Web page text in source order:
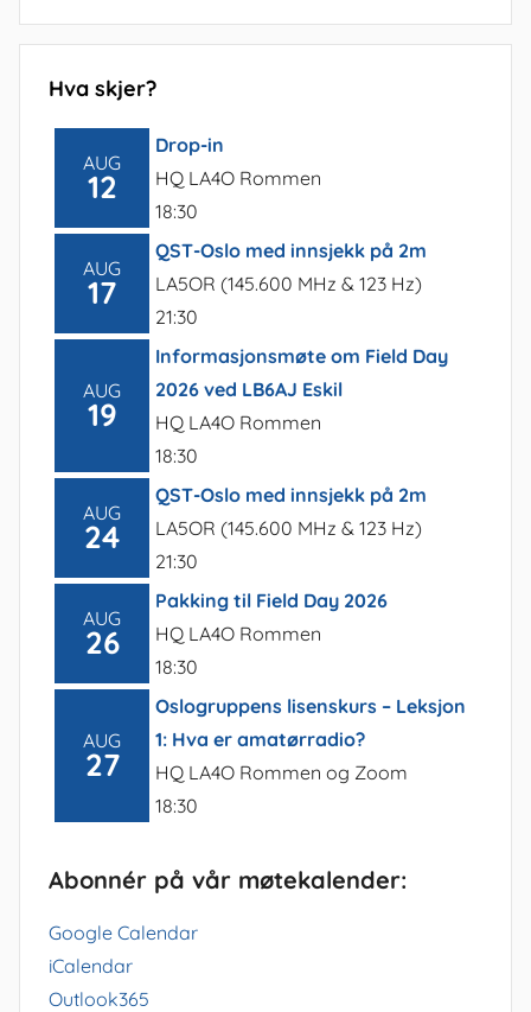
Hva skjer?
AUG
12
Drop-in
HQ LA4O Rommen
18:30
AUG
17
QST-Oslo med innsjekk på 2m
LA5OR (145.600 MHz & 123 Hz)
21:30
AUG
19
Informasjonsmøte om Field Day
2026 ved LB6AJ Eskil
HQ LA4O Rommen
18:30
AUG
24
QST-Oslo med innsjekk på 2m
LA5OR (145.600 MHz & 123 Hz)
21:30
AUG
26
Pakking til Field Day 2026
HQ LA4O Rommen
18:30
AUG
27
Oslogruppens lisenskurs – Leksjon
1: Hva er amatørradio?
HQ LA4O Rommen og Zoom
18:30
Abonnér på vår møtekalender:
Google Calendar
iCalendar
Outlook365